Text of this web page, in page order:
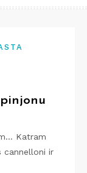
Katram
cannelloni ir